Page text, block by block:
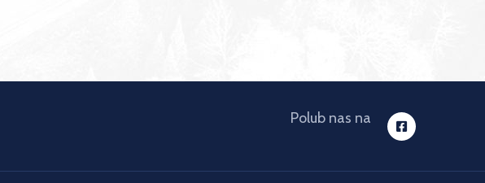
Polub nas na